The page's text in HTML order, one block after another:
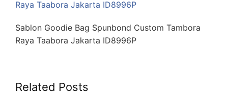
Sablon Goodie Bag Spunbond Custom Tambora
Raya Taabora Jakarta ID8996P
Related Posts